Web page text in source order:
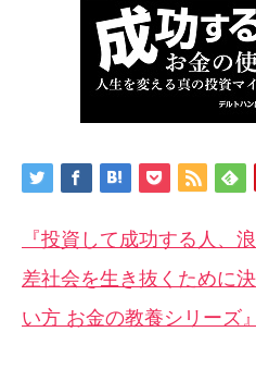
『投資して成功する人、
差社会を生き抜くために
い方 お金の教養シリーズ』